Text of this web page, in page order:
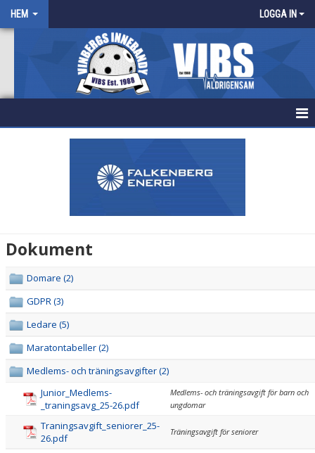
HEM LOGGA IN
DOKUMENT
VÅRA LAG/TRÄNARE
MATCHER
Dokument
Domare (2)
GDPR (3)
Ledare (5)
Maratontabeller (2)
Medlems- och träningsavgifter (2)
Junior_Medlems-
_traningsavg_25-26.pdf
Medlems- och träningsavgift för barn och
ungdomar
Traningsavgift_seniorer_25-
26.pdf
Träningsavgift för seniorer